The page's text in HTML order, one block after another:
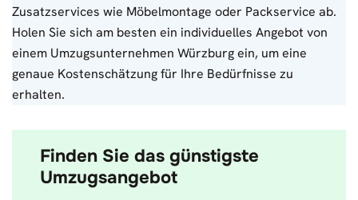
Zusatzservices wie Möbelmontage oder Packservice ab.
Holen Sie sich am besten ein individuelles Angebot von
einem Umzugsunternehmen Würzburg ein, um eine
genaue Kostenschätzung für Ihre Bedürfnisse zu
erhalten.
Finden Sie das günstigste
Umzugsangebot